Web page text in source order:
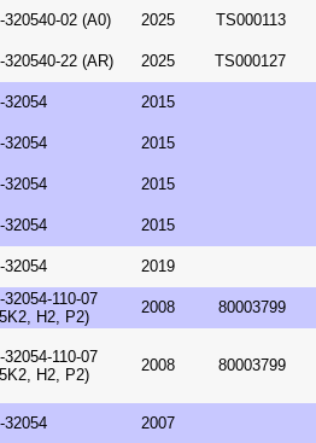
02 (A0) 2025 TS000113
22 (AR) 2025 TS000127
2015
2015
2015
2015
2019
110-07
H2, P2)
2008 80003799
110-07
H2, P2)
2008 80003799
2007